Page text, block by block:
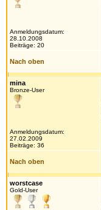
Anmeldungsdatum:
28.10.2008
Beiträge: 20
Nach oben
mina
Bronze-User
Anmeldungsdatum:
27.02.2009
Beiträge: 36
Nach oben
worstcase
Gold-User